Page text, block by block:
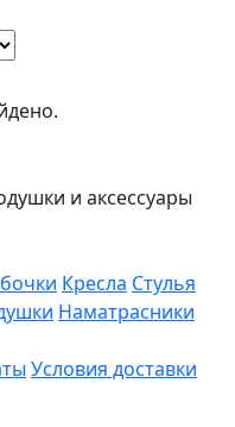
и аксессуары
Кресла Стулья
Наматрасники
Условия доставки